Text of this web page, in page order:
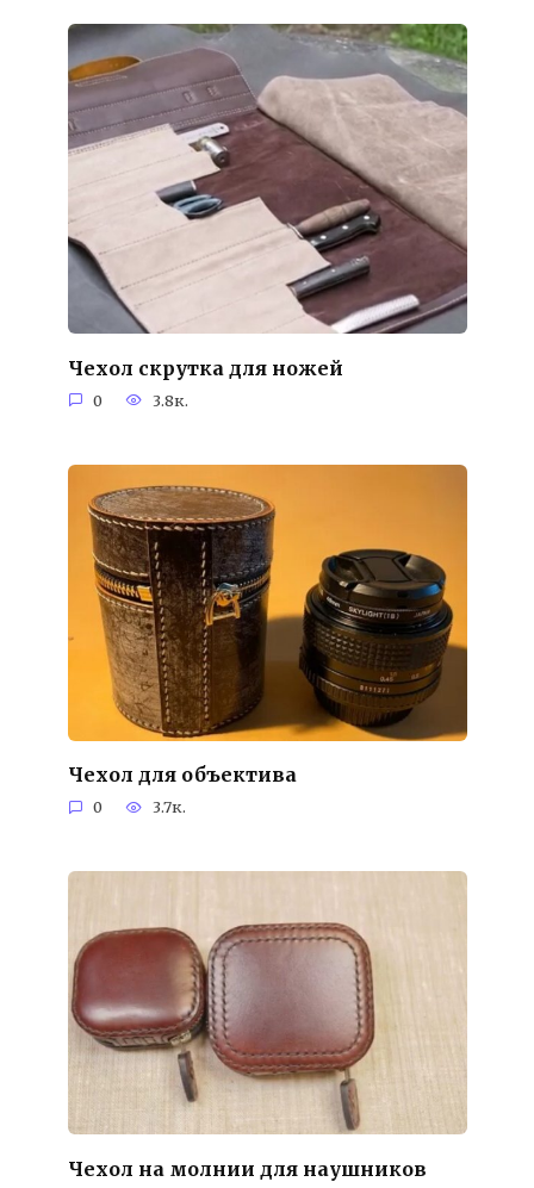
Чехол скрутка для ножей
0 3.8к.
Чехол для объектива
0 3.7к.
Чехол на молнии для наушников